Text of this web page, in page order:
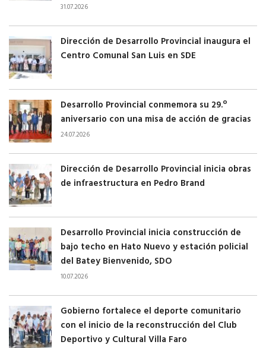
31.07.2026
Dirección de Desarrollo Provincial inaugura el
Centro Comunal San Luis en SDE
Desarrollo Provincial conmemora su 29.º
aniversario con una misa de acción de gracias
24.07.2026
Dirección de Desarrollo Provincial inicia obras
de infraestructura en Pedro Brand
Desarrollo Provincial inicia construcción de
bajo techo en Hato Nuevo y estación policial
del Batey Bienvenido, SDO
10.07.2026
Gobierno fortalece el deporte comunitario
con el inicio de la reconstrucción del Club
Deportivo y Cultural Villa Faro